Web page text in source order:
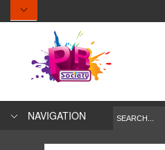
NAVIGATION